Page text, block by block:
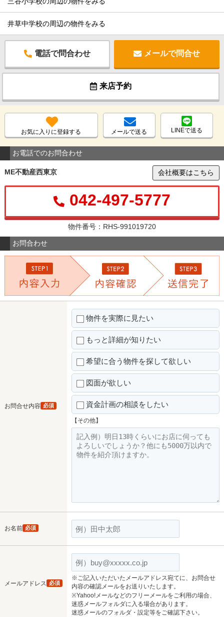
井草中学校の周辺の物件をみる
電話で問合わせ メールで問合せ
来店予約
お気に入りに登録する メールで送る LINEで送る
お電話でのお問合わせ
ME不動産西東京 会社概要はこちら
042-497-5777
物件番号：RHS-991019720
お問合わせ
お問合せ内容 必須
物件を実際に見たい
もっと詳細が知りたい
希望に合う物件を探して欲しい
図面が欲しい
資金計画の相談をしたい
【その他】
お名前 必須
メールアドレス 必須
※ご記入いただいたメールアドレス宛てに、お問合せ
内容の確認メールをお送りいたします。
※Yahoo!メールなどのフリーメールをご利用の場合、
迷惑メールフォルダに入る場合があります。
迷惑メールのフォルダ・設定等をご確認下さい。